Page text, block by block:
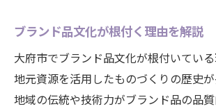
ブランド品文化が根付く理由を解説
大府市でブランド品文化が根付いている
地元資源を活用したものづくりの歴史が
地域の伝統や技術力がブランド品の品質